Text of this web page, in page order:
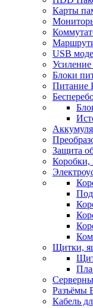
Карты
USB
Блоки
Питание
Защита
Коробки,
Щитки,
Разъёмы
Кабель